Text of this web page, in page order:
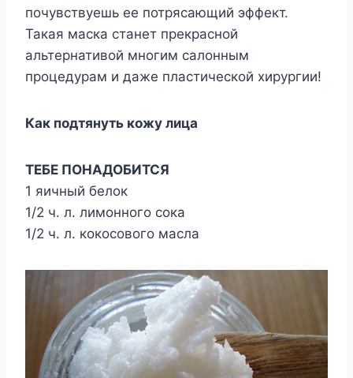
почувствуешь ее потрясающий эффект.
Такая маска станет прекрасной
альтернативой многим салонным
процедурам и даже пластической хирургии!
Как подтянуть кожу лица
ТЕБЕ ПОНАДОБИТСЯ
1 яичный белок
1/2 ч. л. лимонного сока
1/2 ч. л. кокосового масла